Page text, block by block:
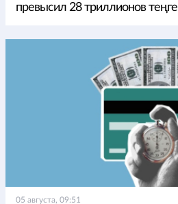
превысил 28 триллионов теңге
05 августа, 09:51